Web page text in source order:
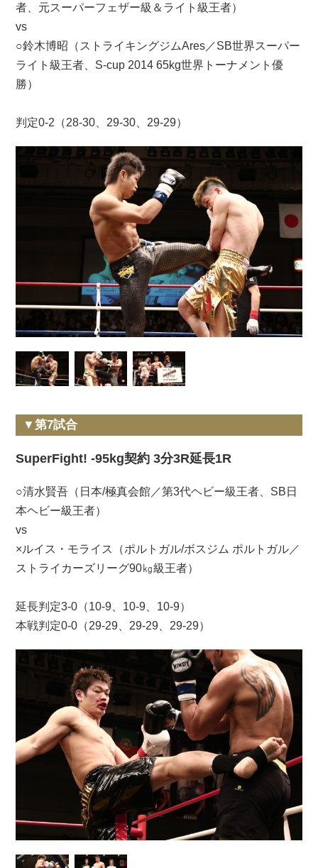
者、元スーパーフェザー級＆ライト級王者）
vs
○鈴木博昭（ストライキングジムAres／SB世界スーパー
ライト級王者、S-cup 2014 65kg世界トーナメント優
勝）
判定0-2（28-30、29-30、29-29）
▼第7試合
SuperFight! -95kg契約 3分3R延長1R
○清水賢吾（日本/極真会館／第3代ヘビー級王者、SB日
本ヘビー級王者）
vs
×ルイス・モライス（ポルトガル/ボスジム ポルトガル／
ストライカーズリーグ90㎏級王者）
延長判定3-0（10-9、10-9、10-9）
本戦判定0-0（29-29、29-29、29-29）